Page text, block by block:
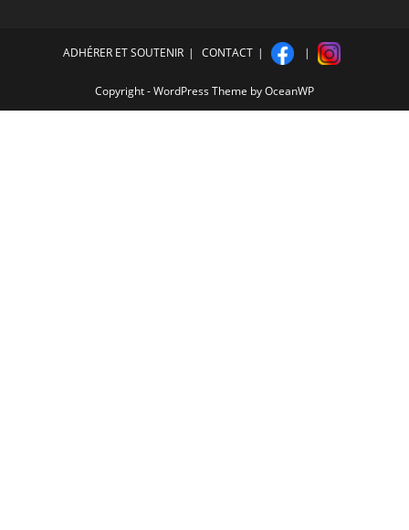
ADHÉRER ET SOUTENIR CONTACT
Copyright - WordPress Theme by OceanWP